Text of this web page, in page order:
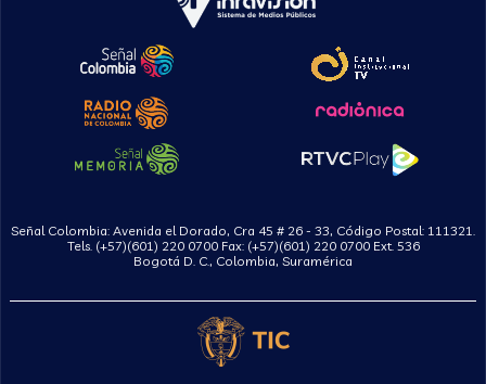
Señal Colombia: Avenida el Dorado, Cra 45 # 26 - 33, Código Postal: 111321.
Tels. (+57)(601) 220 0700 Fax: (+57)(601) 220 0700 Ext. 536
Bogotá D. C., Colombia, Suramérica